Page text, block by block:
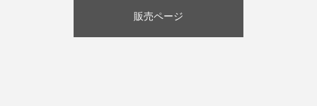
販売ページ